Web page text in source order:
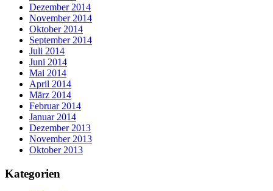
Dezember 2014
November 2014
Oktober 2014
September 2014
Juli 2014
Juni 2014
Mai 2014
April 2014
März 2014
Februar 2014
Januar 2014
Dezember 2013
November 2013
Oktober 2013
Kategorien